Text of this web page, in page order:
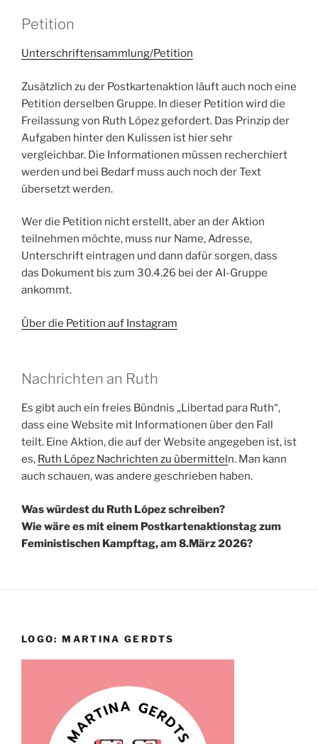
Petition
Unterschriftensammlung/Petition
Zusätzlich zu der Postkartenaktion läuft auch noch eine
Petition derselben Gruppe. In dieser Petition wird die
Freilassung von Ruth López gefordert. Das Prinzip der
Aufgaben hinter den Kulissen ist hier sehr
vergleichbar. Die Informationen müssen recherchiert
werden und bei Bedarf muss auch noch der Text
übersetzt werden.
Wer die Petition nicht erstellt, aber an der Aktion
teilnehmen möchte, muss nur Name, Adresse,
Unterschrift eintragen und dann dafür sorgen, dass
das Dokument bis zum 30.4.26 bei der AI-Gruppe
ankommt.
Über die Petition auf Instagram
Nachrichten an Ruth
Es gibt auch ein freies Bündnis „Libertad para Ruth“,
dass eine Website mit Informationen über den Fall
teilt. Eine Aktion, die auf der Website angegeben ist, ist
es, Ruth López Nachrichten zu übermitteln. Man kann
auch schauen, was andere geschrieben haben.
Was würdest du Ruth López schreiben?
Wie wäre es mit einem Postkartenaktionstag zum
Feministischen Kampftag, am 8.März 2026?
LOGO: MARTINA GERDTS